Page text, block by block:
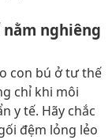
nghiêng
con bú ở tư thế
chỉ khi môi
y tế. Hãy chắc
đệm lỏng lẻo